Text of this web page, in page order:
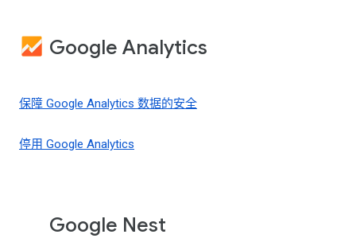
Google Analytics
保障 Google Analytics 数据的安全
停用 Google Analytics
Google Nest